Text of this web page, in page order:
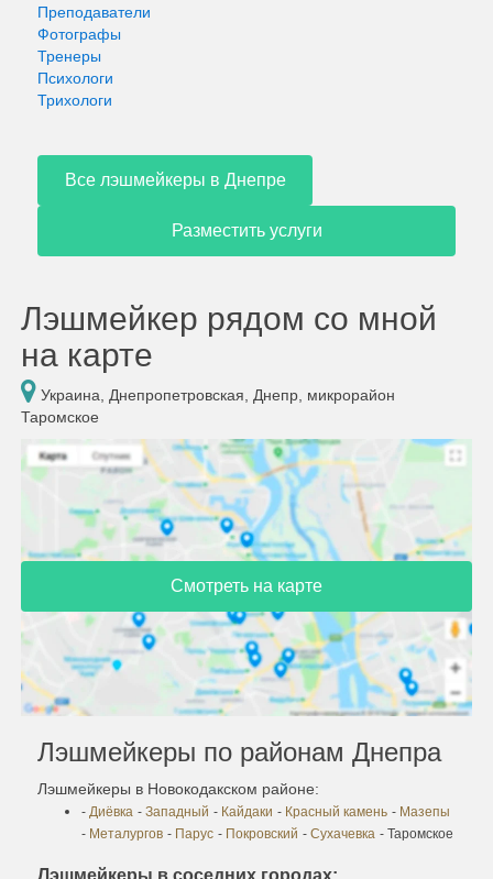
Преподаватели
Фотографы
Тренеры
Психологи
Трихологи
Все лэшмейкеры в Днепре
Разместить услуги
Лэшмейкер рядом со мной
на карте
Украина, Днепропетровская, Днепр, микрорайон
Таромское
Смотреть на карте
Лэшмейкеры по районам Днепра
Лэшмейкеры в Новокодакском районе:
- Диёвка - Западный - Кайдаки - Красный камень - Мазепы
- Металургов - Парус - Покровский - Сухачевка - Таромское
Лэшмейкеры в соседних городах: